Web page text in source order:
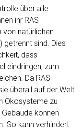
über alle
ihr RAS
von natürlichen
getrennt sind. Dies
dass
eindringen, zum
Da RAS
überall auf der Welt
Ökosysteme zu
können
So kann verhindert